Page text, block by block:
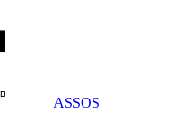
ASSOS